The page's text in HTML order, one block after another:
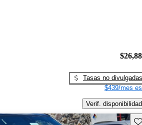
Tasas no divulgadas
$439/mes
Verif. disponibilidad